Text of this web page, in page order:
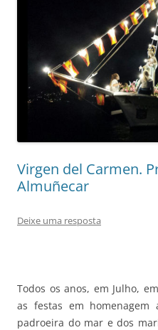
Virgen del Carmen.
Almuñecar
Deixe uma resposta
Todos os anos, em Julho,
as festas em homenagem
padroeira do mar e dos